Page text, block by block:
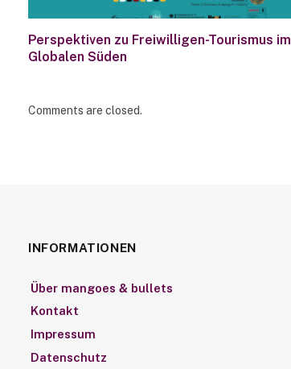
Perspektiven zu Freiwilligen-Tourismus im
Globalen Süden
Comments are closed.
INFORMATIONEN
Über mangoes & bullets
Kontakt
Impressum
Datenschutz